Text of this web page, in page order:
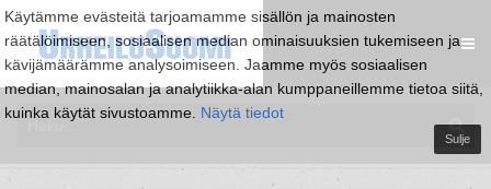
Käytämme evästeitä tarjoamamme sisällön ja mainosten
räätälöimiseen, sosiaalisen median ominaisuuksien tukemiseen ja
kävijämäärämme analysoimiseen. Jaamme myös sosiaalisen
median, mainosalan ja analytiikka-alan kumppaneillemme tietoa siitä,
kuinka käytät sivustoamme. Näytä tiedot
Sulje